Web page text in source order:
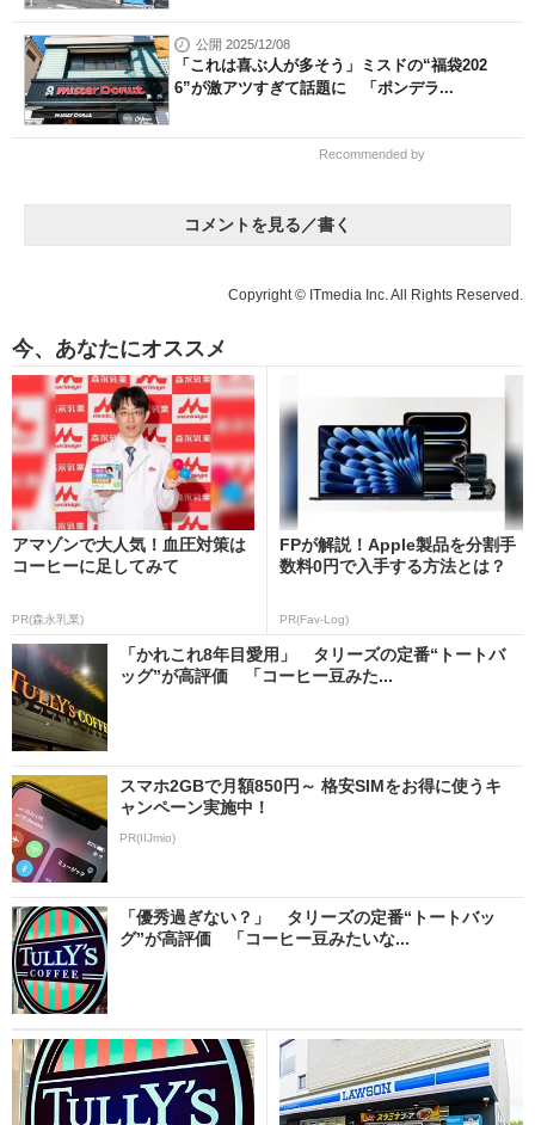
公開 2025/12/08
「これは喜ぶ人が多そう」ミスドの“福袋202
6”が激アツすぎて話題に 「ポンデラ...
Recommended by
コメントを見る／書く
Copyright © ITmedia Inc. All Rights Reserved.
今、あなたにオススメ
アマゾンで大人気！血圧対策は
コーヒーに足してみて
PR(森永乳業)
FPが解説！Apple製品を分割手
数料0円で入手する方法とは？
PR(Fav-Log)
「かれこれ8年目愛用」 タリーズの定番“トートバ
ッグ”が高評価 「コーヒー豆みた...
スマホ2GBで月額850円～ 格安SIMをお得に使うキ
ャンペーン実施中！
PR(IIJmio)
「優秀過ぎない？」 タリーズの定番“トートバッ
グ”が高評価 「コーヒー豆みたいな...